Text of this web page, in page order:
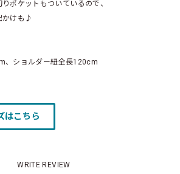
ポケットもついているので、
かけも♪
、ショルダー紐全長120cm
はこちら
WRITE REVIEW